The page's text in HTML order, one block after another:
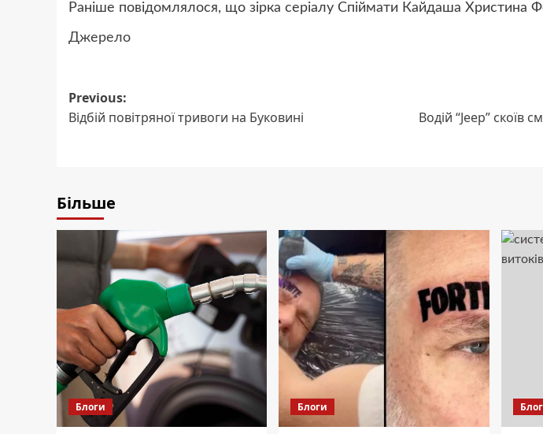
Раніше повідомлялося, що зірка серіалу Спіймати Кайдаша Христина
Джерело
Post
navigation
Previous:
Відбій повітряної тривоги на Буковині
Водій “Jeep” скоїв
Більше
Блоги Блоги